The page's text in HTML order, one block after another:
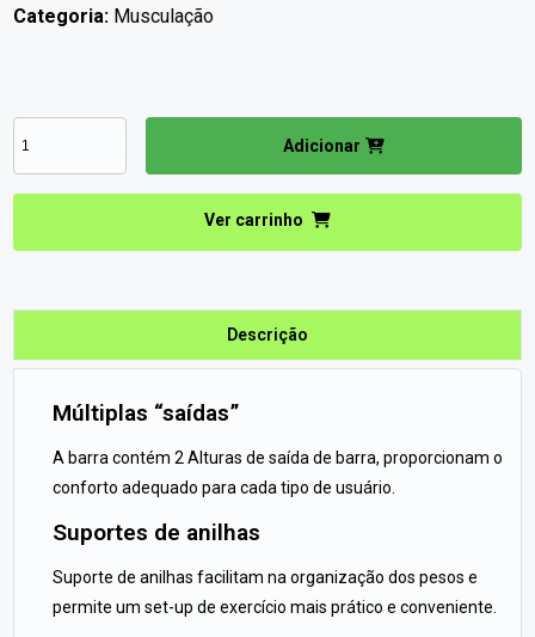
Categoria: Musculação
Adicionar
Ver carrinho
Descrição
Múltiplas “saídas”
A barra contém 2 Alturas de saída de barra, proporcionam o
conforto adequado para cada tipo de usuário.
Suportes de anilhas
Suporte de anilhas facilitam na organização dos pesos e
permite um set-up de exercício mais prático e conveniente.